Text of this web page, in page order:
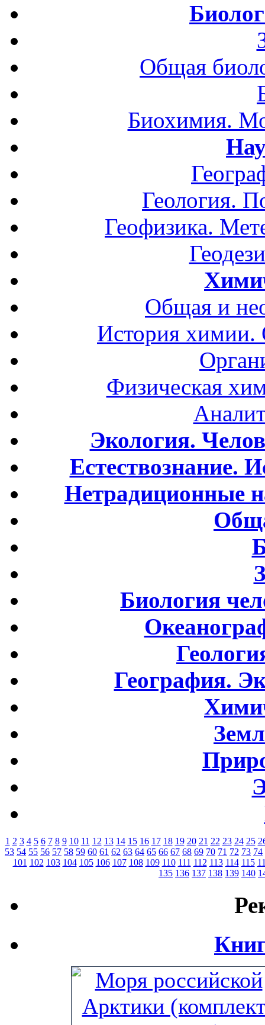
Общая
Биохимия.
Геология.
Геофизика.
Общая и
История
Физическая
Экология.
Естествознание.
Нетрадиционные
Биология
География.
1 2 3 4 5 6 7 8 9 10 11 12 13 14 15 16 17 18 19 20 21 22 23 24 25
53 54 55 56 57 58 59 60 61 62 63 64 65 66 67 68 69 70 71 72 73 74
101 102 103 104 105 106 107 108 109 110 111 112 113 114 115
135 136 137 138 139 140